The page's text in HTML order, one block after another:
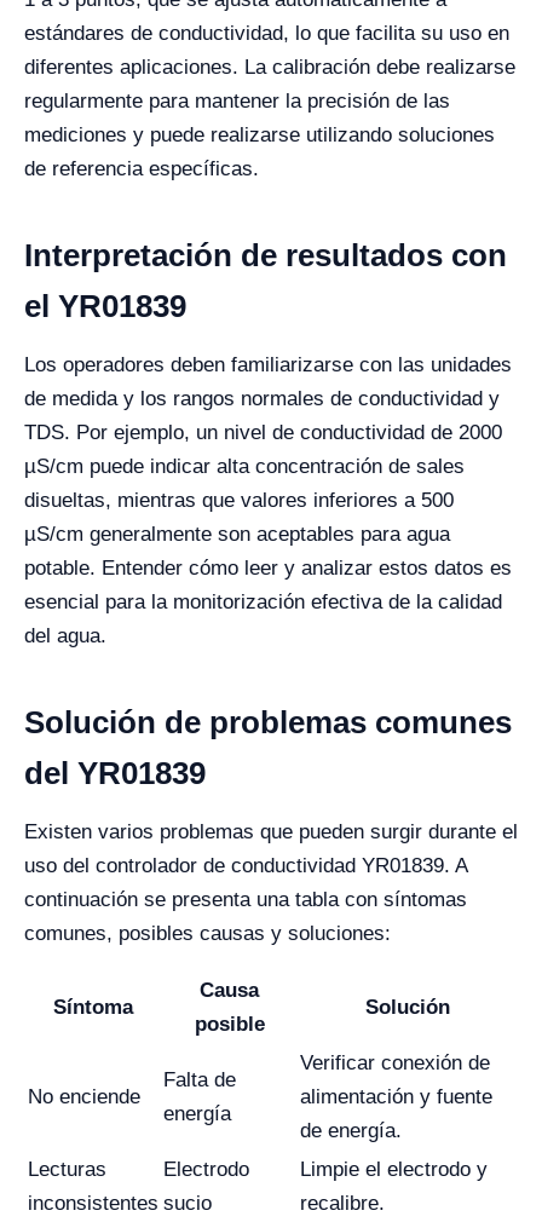
estándares de conductividad, lo que facilita su uso en
diferentes aplicaciones. La calibración debe realizarse
regularmente para mantener la precisión de las
mediciones y puede realizarse utilizando soluciones
de referencia específicas.
Interpretación de resultados con
el YR01839
Los operadores deben familiarizarse con las unidades
de medida y los rangos normales de conductividad y
TDS. Por ejemplo, un nivel de conductividad de 2000
µS/cm puede indicar alta concentración de sales
disueltas, mientras que valores inferiores a 500
µS/cm generalmente son aceptables para agua
potable. Entender cómo leer y analizar estos datos es
esencial para la monitorización efectiva de la calidad
del agua.
Solución de problemas comunes
del YR01839
Existen varios problemas que pueden surgir durante el
uso del controlador de conductividad YR01839. A
continuación se presenta una tabla con síntomas
comunes, posibles causas y soluciones:
Síntoma
Causa
posible
Solución
No enciende
Falta de
energía
Verificar conexión de
alimentación y fuente
de energía.
Lecturas
inconsistentes
Electrodo
sucio
Limpie el electrodo y
recalibre.